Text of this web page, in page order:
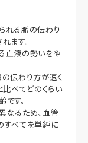
れる脈の伝わり
ます。
血液の勢いをや
伝わり方が速く
比べてどのくらい
す。
なるため、血管
すべてを単純に